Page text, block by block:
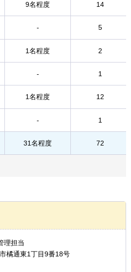
9名程度 14
- 5
1名程度 2
- 1
1名程度 12
- 1
31名程度 72
理担当
橘通東1丁目9番18号